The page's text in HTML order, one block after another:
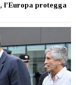
protegga